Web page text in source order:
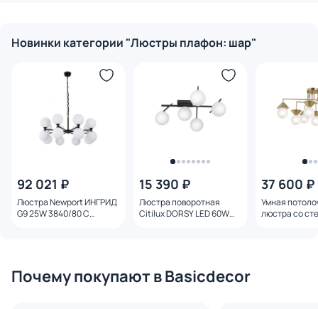
Новинки категории "Люстры плафон: шар"
92 021 ₽
Люстра Newport ИНГРИД
G9 25W 3840/80 С
15 390 ₽
Люстра поворотная
Citilux DORSY LED 60W
37 600 ₽
Умная
люстра со
Почему покупают в Basicdecor